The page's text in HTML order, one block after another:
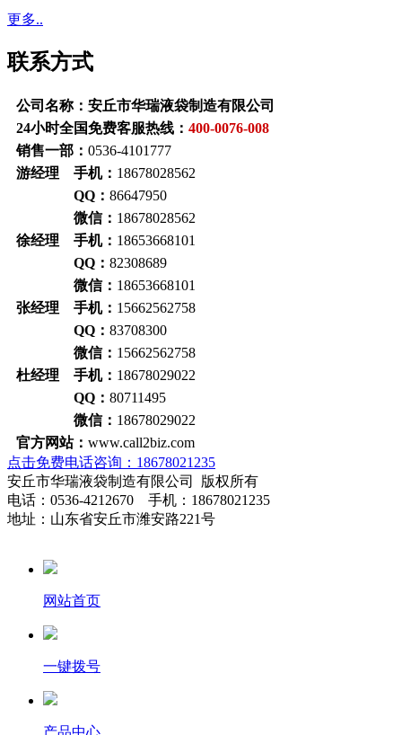
更多..
联系方式
公司名称：安丘市华瑞液袋制造有限公司
24小时全国免费客服热线： 400-0076-008
销售一部： 0536-4101777
游经理 手机： 18678028562
QQ： 86647950
微信： 18678028562
徐经理 手机： 18653668101
QQ： 82308689
微信： 18653668101
张经理 手机： 15662562758
QQ： 83708300
微信： 15662562758
杜经理 手机： 18678029022
QQ： 80711495
微信： 18678029022
官方网站： www.call2biz.com
点击免费电话咨询：18678021235
安丘市华瑞液袋制造有限公司 版权所有
电话：0536-4212670 手机：18678021235
地址：山东省安丘市潍安路221号
网站首页
一键拨号